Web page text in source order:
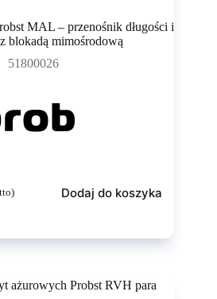
MAL – przenośnik długości i
blokadą mimośrodową
51800026
Dodaj do koszyka